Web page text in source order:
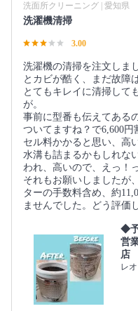
洗面所クリーニング | 愛知県
洗濯機清掃
3.00
洗濯機の清掃を注文しま
とカビが酷く、まだ故障
とてもキレイに清掃して
が。
事前に型番も伝えてある
ついてますね？で6,600
セル料かかると思い、高
水溝も詰まるかもしれな
われ、高いので、えっ！
それもお願いしましたが
ターの手数料含め、約
ませんでした。どう評価
◆
営
店
レ